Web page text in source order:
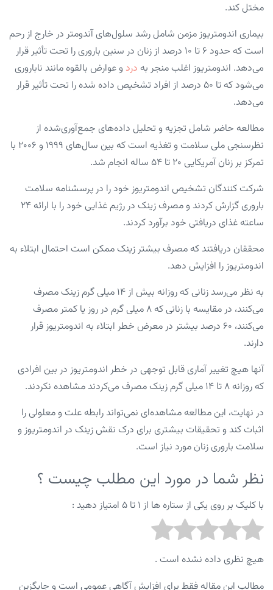
مختل کند.
بیماری اندومتریوز مزمن شامل رشد سلول‌های آندومتر در خارج از رحم
است که حدود ۶ تا ۱۰ درصد از زنان در سنین باروری را تحت تأثیر قرار
می‌دهد. اندومتریوز اغلب منجر به درد و عوارض بالقوه مانند ناباروری
می‌شود که تا ۵۰ درصد از افراد تشخیص داده شده را تحت تأثیر قرار
می‌دهد.
مطالعه حاضر شامل تجزیه و تحلیل داده‌های جمع‌آوری‌شده از
نظرسنجی ملی سلامت و تغذیه است که بین سال‌های ۱۹۹۹ و ۲۰۰۶ با
تمرکز بر زنان آمریکایی ۲۰ تا ۵۴ ساله انجام شد.
شرکت کنندگان تشخیص اندومتریوز خود را در پرسشنامه سلامت
باروری گزارش کردند و مصرف زینک در رژیم غذایی خود را با ارائه ۲۴
ساعته غذای دریافتی خود برآورد کردند.
محققان دریافتند که مصرف بیشتر زینک ممکن است احتمال ابتلاء به
اندومتریوز را افزایش دهد.
به نظر می‌رسد زنانی که روزانه بیش از ۱۴ میلی گرم زینک مصرف
می‌کنند، در مقایسه با زنانی که ۸ میلی گرم در روز یا کمتر مصرف
می‌کنند، ۶۰ درصد بیشتر در معرض خطر ابتلاء به اندومتریوز قرار
دارند.
آنها هیچ تغییر آماری قابل توجهی در خطر اندومتریوز در بین افرادی
که روزانه ۸ تا ۱۴ میلی گرم زینک مصرف می‌کردند مشاهده نکردند.
در نهایت، این مطالعه مشاهده‌ای نمی‌تواند رابطه علت و معلولی را
اثبات کند و تحقیقات بیشتری برای درک نقش زینک در اندومتریوز و
سلامت باروری زنان مورد نیاز است.
نظر شما در مورد این مطلب چیست ؟
با کلیک بر روی یکی از ستاره ها از ۱ تا ۵ امتیاز دهید :
هیچ نظری داده نشده است .
مطالب این مقاله فقط برای افزایش آگاهی عمومی است و جایگزین